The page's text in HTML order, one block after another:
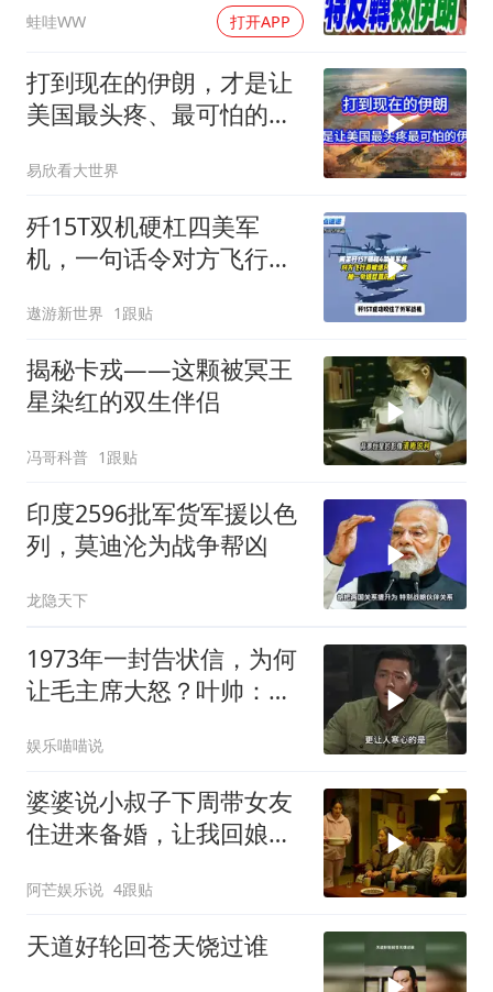
谢寒冰｜辣晚报20260805
蛙哇WW 打开APP
打到现在的伊朗，才是让
美国最头疼、最可怕的伊
易欣看大世界
歼15T双机硬杠四美军
机，一句话令对方飞行员
遨游新世界 1跟贴
揭秘卡戎——这颗被冥王
星染红的双生伴侣
冯哥科普 1跟贴
印度2596批军货军援以色
列，莫迪沦为战争帮凶
龙隐天下
1973年一封告状信，为何
让毛主席大怒？叶帅：杀
娱乐喵喵说
婆婆说小叔子下周带女友
住进来备婚，让我回娘家
阿芒娱乐说 4跟贴
天道好轮回苍天饶过谁